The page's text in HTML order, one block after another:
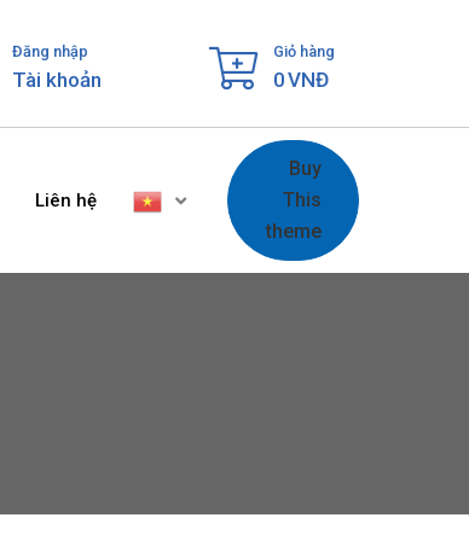
Đăng nhập
Tài khoản
Giỏ hàng
0VNĐ
Liên hệ
Buy
This
theme